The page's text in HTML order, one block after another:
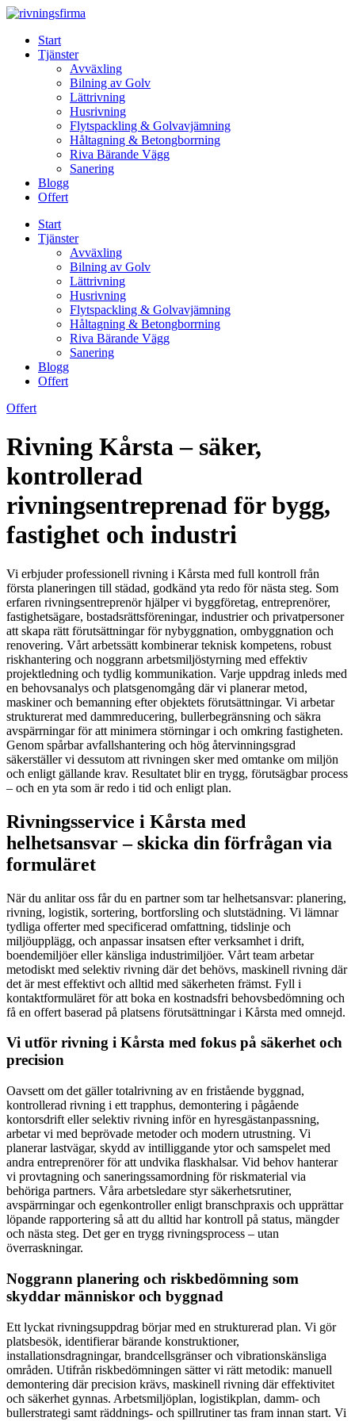
Skip
contentStart
Tjänster
Avväxling
Bilning av Golv
Lättrivning
Husrivning
Flytspackling & Golvavjämning
Håltagning & Betongborrning
Riva Bärande Vägg
Sanering
Blogg
Offert
Start
Tjänster
Avväxling
Bilning av Golv
Lättrivning
Husrivning
Flytspackling & Golvavjämning
Håltagning & Betongborrning
Riva Bärande Vägg
Sanering
Blogg
Offert
Offert
Rivning Kårsta – säker,
kontrollerad
rivningsentreprenad för bygg,
fastighet och industri
Vi erbjuder professionell rivning i Kårsta med full kontroll från
första planeringen till städad, godkänd yta redo för nästa steg. Som
erfaren rivningsentreprenör hjälper vi byggföretag, entreprenörer,
fastighetsägare, bostadsrättsföreningar, industrier och privatpersoner
att skapa rätt förutsättningar för nybyggnation, ombyggnation och
renovering. Vårt arbetssätt kombinerar teknisk kompetens, robust
riskhantering och noggrann arbetsmiljöstyrning med effektiv
projektledning och tydlig kommunikation. Varje uppdrag inleds med
en behovsanalys och platsgenomgång där vi planerar metod,
maskiner och bemanning efter objektets förutsättningar. Vi arbetar
strukturerat med dammreducering, bullerbegränsning och säkra
avspärrningar för att minimera störningar i och omkring fastigheten.
Genom spårbar avfallshantering och hög återvinningsgrad
säkerställer vi dessutom att rivningen sker med omtanke om miljön
och enligt gällande krav. Resultatet blir en trygg, förutsägbar process
– och en yta som är redo i tid och enligt plan.
Rivningsservice i Kårsta med
helhetsansvar – skicka din förfrågan via
formuläret
När du anlitar oss får du en partner som tar helhetsansvar: planering,
rivning, logistik, sortering, bortforsling och slutstädning. Vi lämnar
tydliga offerter med specificerad omfattning, tidslinje och
miljöupplägg, och anpassar insatsen efter verksamhet i drift,
boendemiljöer eller känsliga industrimiljöer. Vårt team arbetar
metodiskt med selektiv rivning där det behövs, maskinell rivning där
det är mest effektivt och alltid med säkerheten främst. Fyll i
kontaktformuläret för att boka en kostnadsfri behovsbedömning och
få en offert baserad på platsens förutsättningar i Kårsta med omnejd.
Vi utför rivning i Kårsta med fokus på säkerhet och
precision
Oavsett om det gäller totalrivning av en fristående byggnad,
kontrollerad rivning i ett trapphus, demontering i pågående
kontorsdrift eller selektiv rivning inför en hyresgästanpassning,
arbetar vi med beprövade metoder och modern utrustning. Vi
planerar lastvägar, skydd av intilliggande ytor och samspelet med
andra entreprenörer för att undvika flaskhalsar. Vid behov hanterar
vi provtagning och saneringssamordning för riskmaterial via
behöriga partners. Våra arbetsledare styr säkerhetsrutiner,
avspärrningar och egenkontroller enligt branschpraxis och upprättar
löpande rapportering så att du alltid har kontroll på status, mängder
och nästa steg. Det ger en trygg rivningsprocess – utan
överraskningar.
Noggrann planering och riskbedömning som
skyddar människor och byggnad
Ett lyckat rivningsuppdrag börjar med en strukturerad plan. Vi gör
platsbesök, identifierar bärande konstruktioner,
installationsdragningar, brandcellsgränser och vibrationskänsliga
områden. Utifrån riskbedömningen sätter vi rätt metodik: manuell
demontering där precision krävs, maskinell rivning där effektivitet
och säkerhet gynnas. Arbetsmiljöplan, logistikplan, damm- och
bullerstrategi samt räddnings- och spillrutiner tas fram innan start. Vi